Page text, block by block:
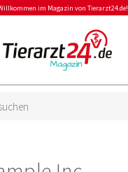
im Magazin von Tierarzt24.de!